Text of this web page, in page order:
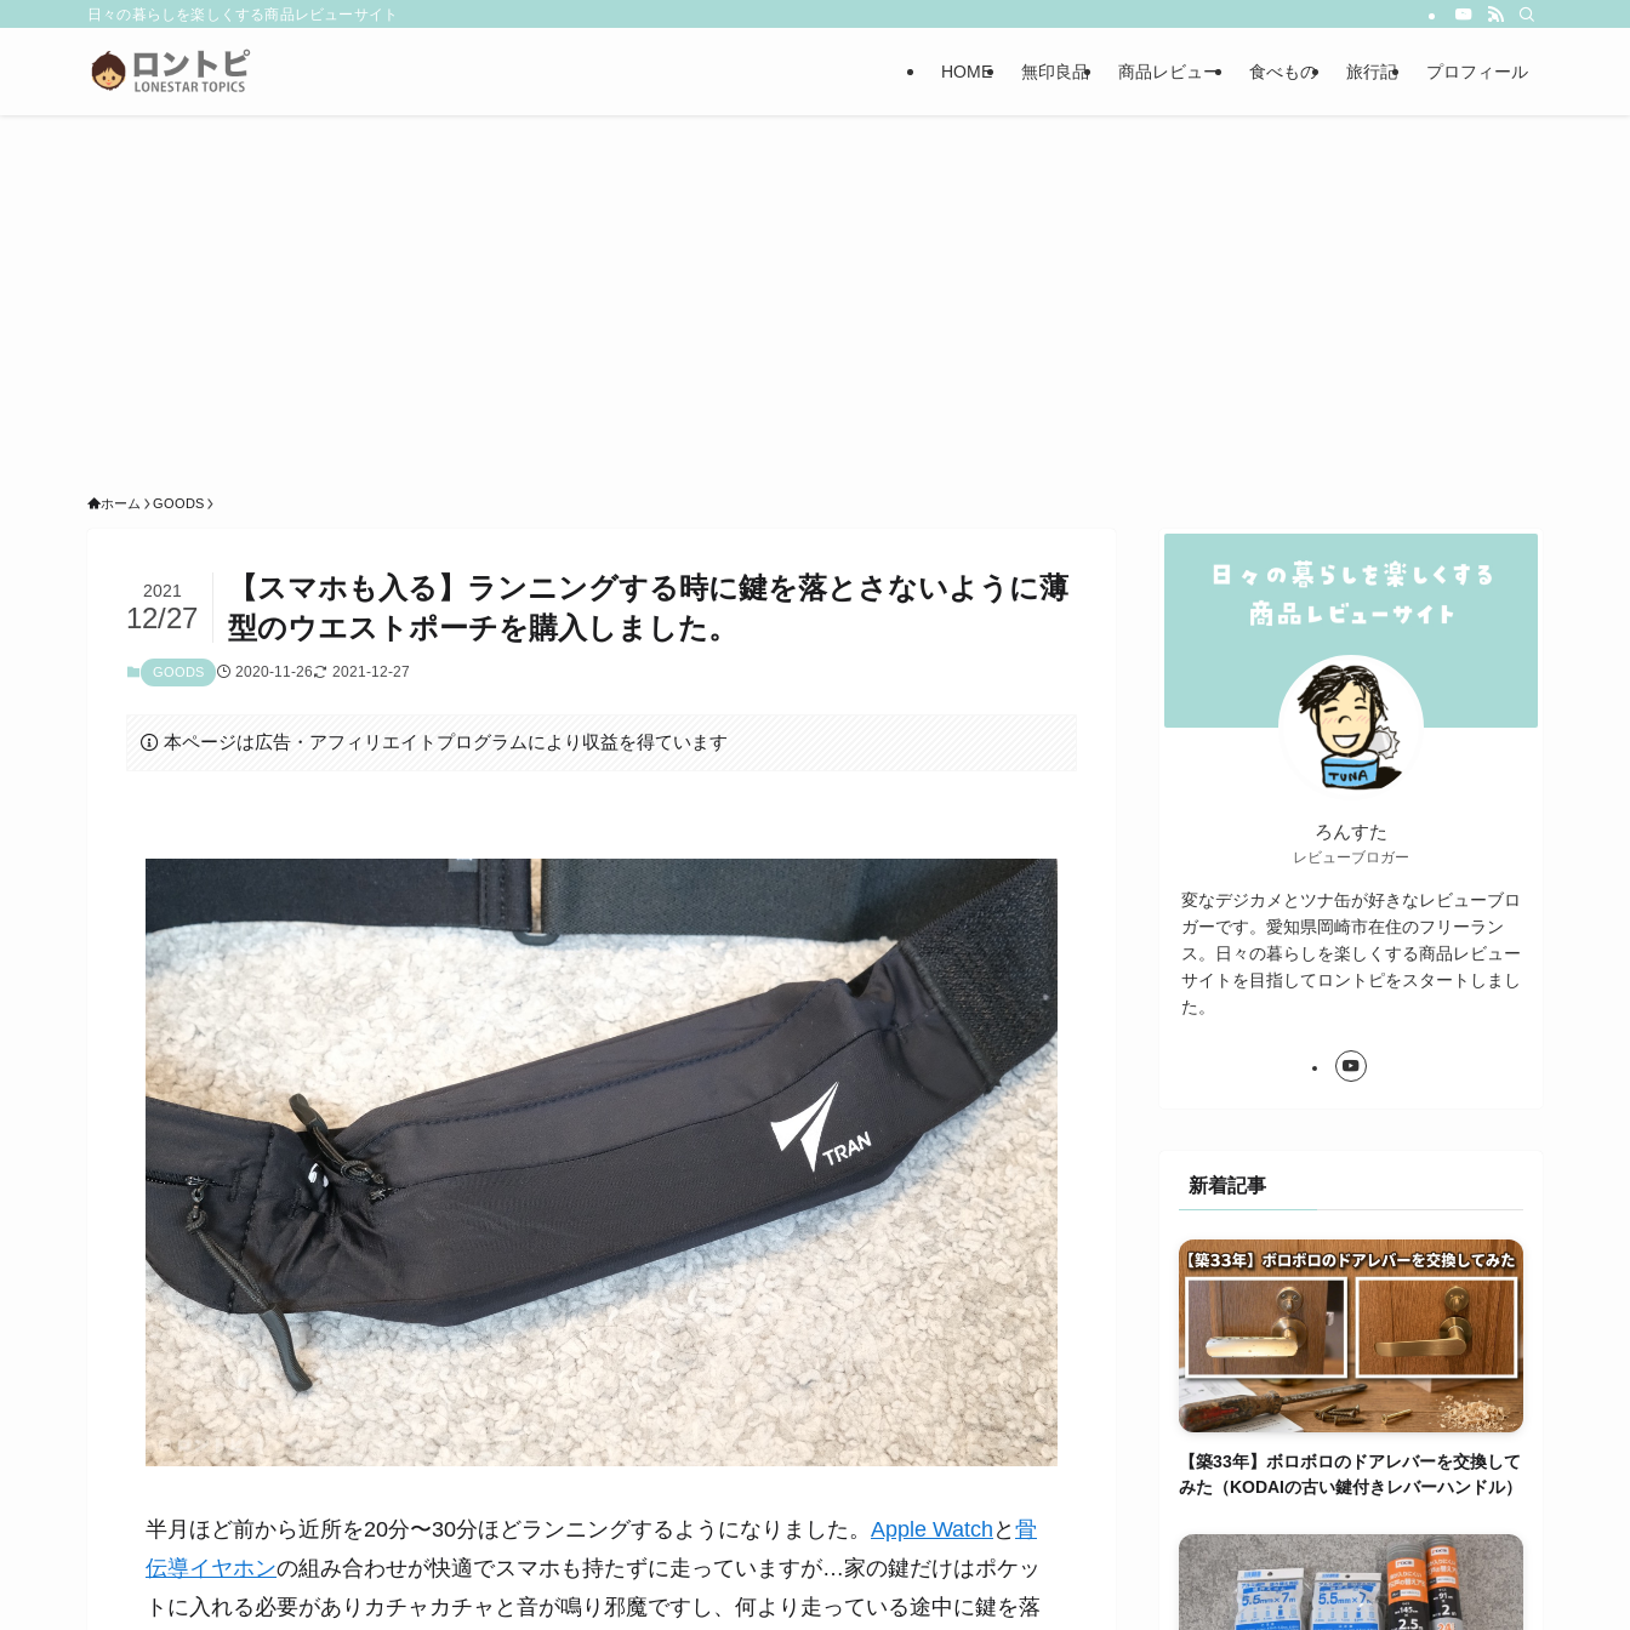
日々の暮らしを楽しくする商品レビューサイト
HOME 無印良品 商品レビュー 食べもの 旅行記 プロフィール
ホーム GOODS
【スマホも入る】ランニングする時に鍵を落とさないように薄
型のウエストポーチを購入しました。
2021
12/27
GOODS 2020-11-26 2021-12-27
本ページは広告・アフィリエイトプログラムにより収益を得ています
半月ほど前から近所を20分〜30分ほどランニングするようになりました。 Apple Watch と 骨
伝導イヤホンの組み合わせが快適でスマホも持たずに走っていますが…家の鍵だけはポケッ
トに入れる必要がありカチャカチャと音が鳴り邪魔ですし、何より走っている途中に鍵を落
ろんすた
レビューブロガー
変なデジカメとツナ缶が好きなレビューブロ
ガーです。愛知県岡崎市在住のフリーラン
ス。日々の暮らしを楽しくする商品レビュー
サイトを目指してロントピをスタートしまし
た。
新着記事
【築33年】ボロボロのドアレバーを交換して
みた（KODAIの古い鍵付きレバーハンドル）